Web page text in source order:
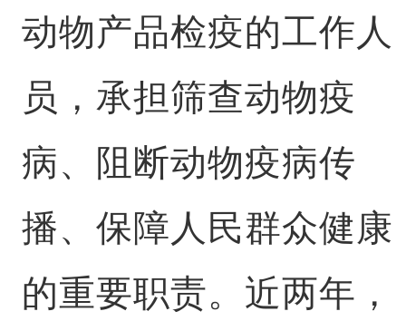
动物产品检疫的工作人
员，承担筛查动物疫
病、阻断动物疫病传
播、保障人民群众健康
的重要职责。近两年，